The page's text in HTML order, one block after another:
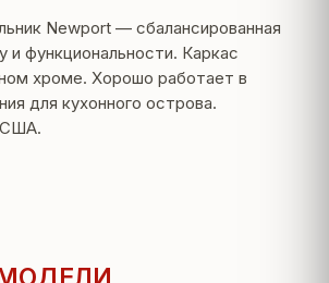
Newport — сбалансированная
и функциональности. Каркас
хроме. Хорошо работает в
для кухонного острова.
США.